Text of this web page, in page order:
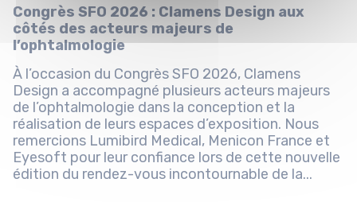
Congrès SFO 2026 : Clamens Design aux
côtés des acteurs majeurs de
l’ophtalmologie
À l’occasion du Congrès SFO 2026, Clamens
Design a accompagné plusieurs acteurs majeurs
de l’ophtalmologie dans la conception et la
réalisation de leurs espaces d’exposition. Nous
remercions Lumibird Medical, Menicon France et
Eyesoft pour leur confiance lors de cette nouvelle
édition du rendez-vous incontournable de la...